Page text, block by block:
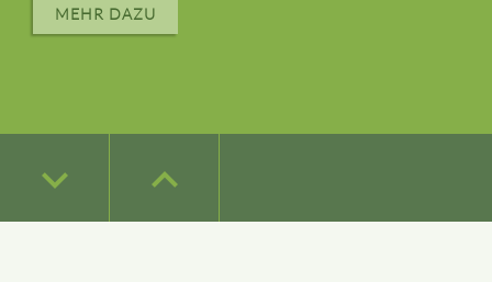
MEHR DAZU
keyboard_arrow_down keyboard_arrow_up